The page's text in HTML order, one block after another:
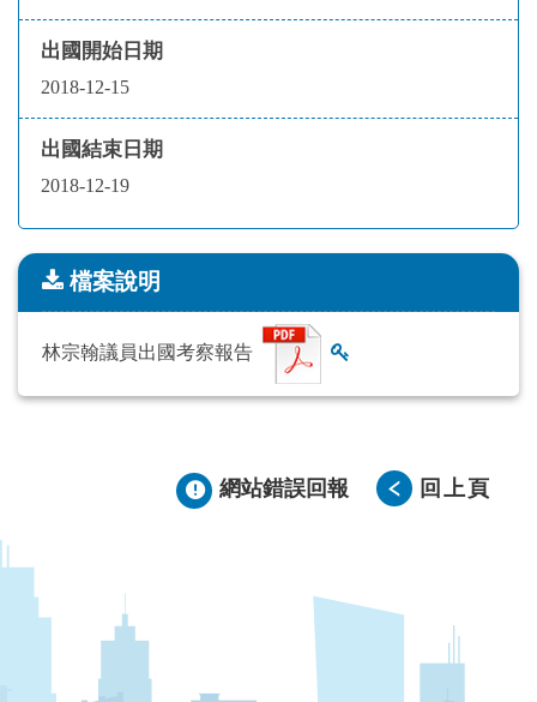
出國開始日期
2018-12-15
出國結束日期
2018-12-19
檔案說明
檔案說明
林宗翰議員出國考察報告
網站錯誤回報 回上頁